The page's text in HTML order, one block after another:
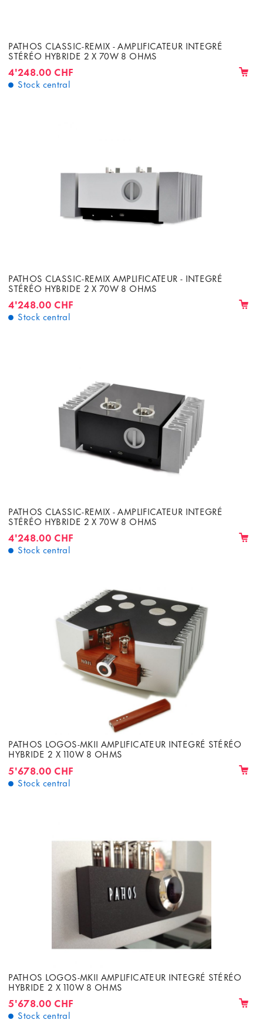
PATHOS CLASSIC-REMIX - AMPLIFICATEUR INTEGRÉ
STÉRÉO HYBRIDE 2 X 70W 8 OHMS
4'248.00 CHF
Stock central
PATHOS CLASSIC-REMIX AMPLIFICATEUR - INTEGRÉ
STÉRÉO HYBRIDE 2 X 70W 8 OHMS
4'248.00 CHF
Stock central
PATHOS CLASSIC-REMIX - AMPLIFICATEUR INTEGRÉ
STÉRÉO HYBRIDE 2 X 70W 8 OHMS
4'248.00 CHF
Stock central
PATHOS LOGOS-MKII AMPLIFICATEUR INTEGRÉ STÉRÉO
HYBRIDE 2 X 110W 8 OHMS
5'678.00 CHF
Stock central
PATHOS LOGOS-MKII AMPLIFICATEUR INTEGRÉ STÉRÉO
HYBRIDE 2 X 110W 8 OHMS
5'678.00 CHF
Stock central